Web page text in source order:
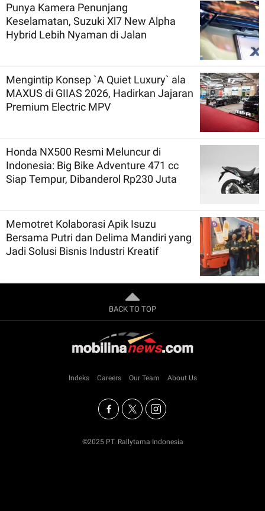
Punya Kamera Penunjang
Keselamatan, Suzuki Xl7 New Alpha
Hybrid Lebih Nyaman di Jalan
Mengintip Konsep `A Quiet Luxury` ala
MAXUS di GIIAS 2026, Hadirkan Jajaran
Premium Electric MPV
Honda NX500 Resmi Meluncur di
Indonesia: Big Bike Adventure 471 cc
Siap Tempur, Dibanderol Rp230 Juta
Memotret Kolaborasi Apik Isuzu
Bersama Putri dan Delima Mandiri yang
Jadi Solusi Bisnis Industri Kreatif
BACK TO TOP
Indeks Careers Our Team About Us
©2025 PT. Rallytama Indonesia